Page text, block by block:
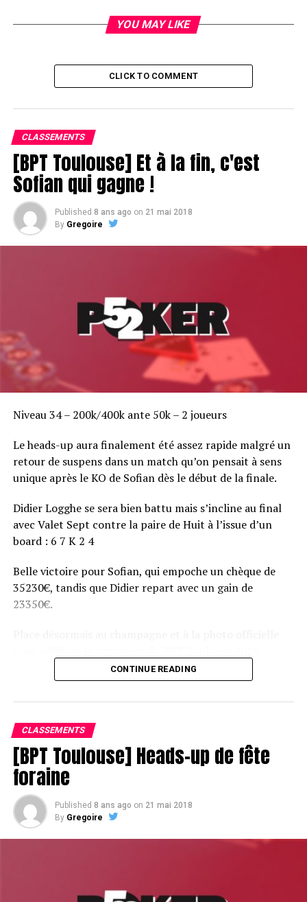
Jimmy et Basou, duo d'enfer
YOU MAY LIKE
CLICK TO COMMENT
CLASSEMENTS
[BPT Toulouse] Et à la fin, c'est
Sofian qui gagne !
Published 8 ans ago on 21 mai 2018
By Gregoire
Niveau 34 – 200k/400k ante 50k – 2 joueurs
Le heads-up aura finalement été assez rapide malgré un
retour de suspens dans un match qu’on pensait à sens
unique après le KO de Sofian dès le début de la finale.
Didier Logghe se sera bien battu mais s’incline au final
avec Valet Sept contre la paire de Huit à l’issue d’un
board : 6 7 K 2 4
Belle victoire pour Sofian, qui empoche un chèque de
35230€, tandis que Didier repart avec un gain de
23350€.
CONTINUE READING
CLASSEMENTS
[BPT Toulouse] Heads-up de fête
foraine
Published 8 ans ago on 21 mai 2018
By Gregoire